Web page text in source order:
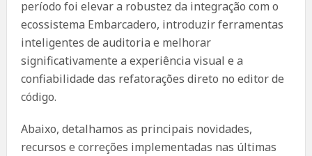
período foi elevar a robustez da integração com o
ecossistema Embarcadero, introduzir ferramentas
inteligentes de auditoria e melhorar
significativamente a experiência visual e a
confiabilidade das refatorações direto no editor de
código.
Abaixo, detalhamos as principais novidades,
recursos e correções implementadas nas últimas